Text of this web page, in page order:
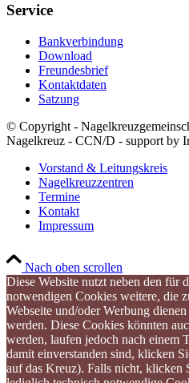
Service
Bankverbindung
Download
Freundesbrief
Kontaktdaten
Satzung
© Copyright -
Nagelkreuz - CCN/D - support by
Vorstand & Leitungskreis
Nagelkreuzzentren
Termine
Kontakt
Impressum
Nach oben scrollen
Diese Website nutzt neben den für
notwendigen Cookies weitere, die
Webseite und/oder Werbung
werden. Diese Cookies könnten
werden, laufen jedoch nach einem
damit einverstanden sind, klicken
auf das Kreuz). Falls nicht, klicken